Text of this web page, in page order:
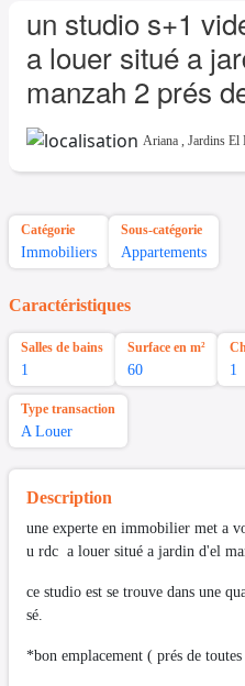
un studio s+1
a louer situé a
manzah 2 prés
Ariana , Jardins El
Catégorie
Immobiliers
Sous-catégorie
Appartements
Caractéristiques
Salles de bains
1
Surface en m²
60 1
Type transaction
A Louer
Description
une experte en immobilier met a
u rdc a louer situé a jardin d'el
ce studio est se trouve dans une
sé.
*bon emplacement ( prés de